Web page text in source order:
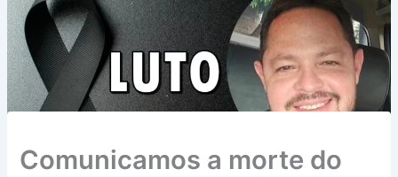
Comunicamos a morte do